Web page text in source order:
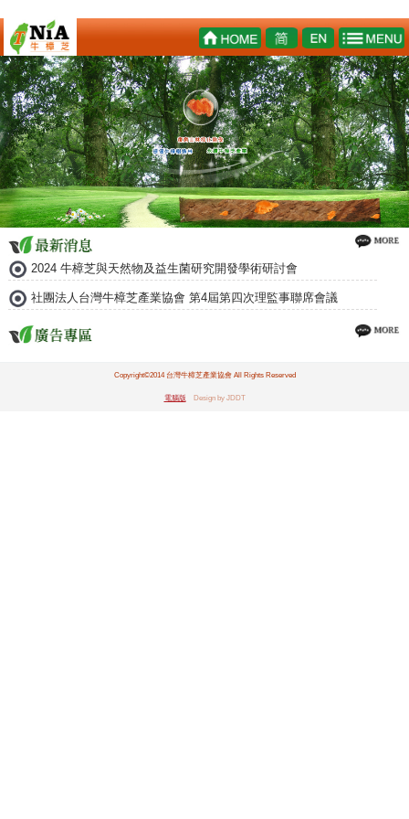
2024 牛樟芝與天然物及益生菌研究開發學術研討會
社團法人台灣牛樟芝產業協會 第4屆第四次理監事聯席會議
Copyright©2014 台灣牛樟芝產業協會 All Rights Reserved
電腦版 Design by JDDT